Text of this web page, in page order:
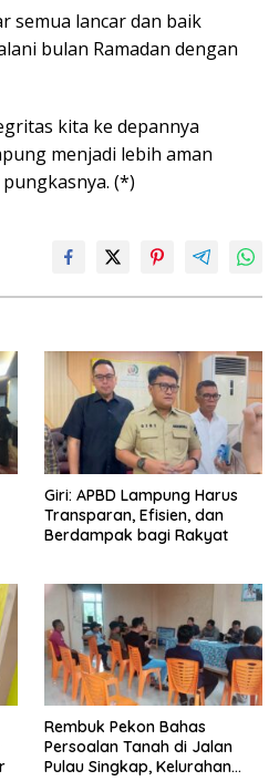
semua lancar dan baik
bulan Ramadan dengan
kita ke depannya
menjadi lebih aman
(*)
Giri: APBD Lampung Harus
Transparan, Efisien, dan
Berdampak bagi Rakyat
Rembuk Pekon Bahas
Persoalan Tanah di Jalan
Pulau Singkap, Kelurahan